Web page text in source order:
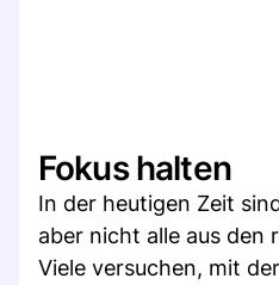
Fokus halten
In der heutigen Zeit
aber nicht alle aus den
Viele versuchen, mit